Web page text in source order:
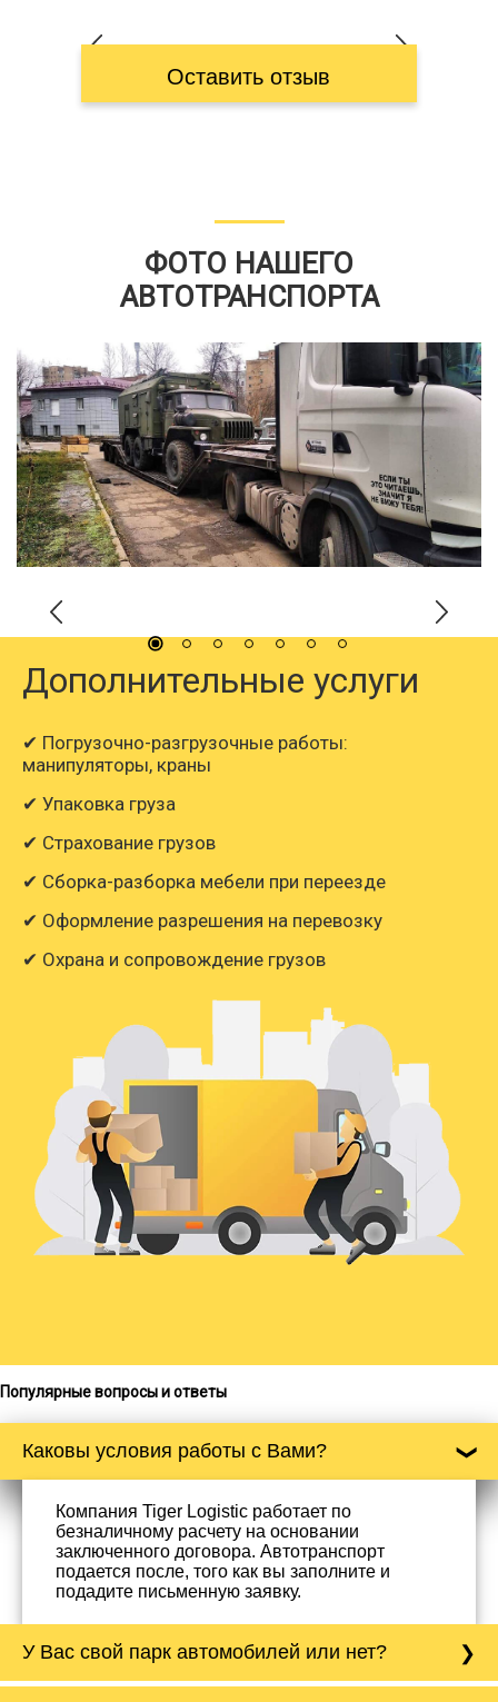
Оставить отзыв
ФОТО НАШЕГО
АВТОТРАНСПОРТА
Дополнительные услуги
✔ Погрузочно-разгрузочные работы:
манипуляторы, краны
✔ Упаковка груза
✔ Страхование грузов
✔ Сборка-разборка мебели при переезде
✔ Оформление разрешения на перевозку
✔ Охрана и сопровождение грузов
Популярные вопросы и ответы
Каковы условия работы с Вами?
Компания Tiger Logistic работает по
безналичному расчету на основании
заключенного договора. Автотранспорт
подается после, того как вы заполните и
подадите письменную заявку.
У Вас свой парк автомобилей или нет?